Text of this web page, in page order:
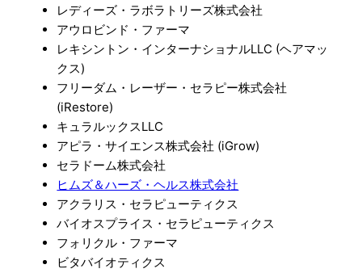
レディーズ・ラボラトリーズ株式会社
アウロビンド・ファーマ
レキシントン・インターナショナルLLC (ヘアマッ
クス)
フリーダム・レーザー・セラピー株式会社
(iRestore)
キュラルックスLLC
アピラ・サイエンス株式会社 (iGrow)
セラドーム株式会社
ヒムズ＆ハーズ・ヘルス株式会社
アクラリス・セラピューティクス
バイオスプライス・セラピューティクス
フォリクル・ファーマ
ビタバイオティクス